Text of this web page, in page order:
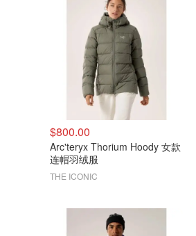
$800.00
Arc'teryx Thorium Hoody 女款
连帽羽绒服
THE ICONIC